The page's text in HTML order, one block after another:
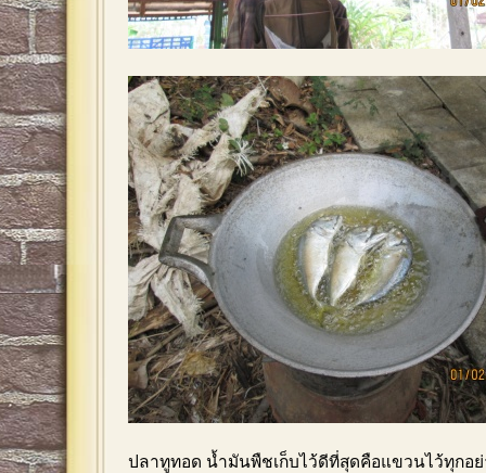
ปลาทูทอด น้ำมันพืชเก็บไว้ดีที่สุดคือแขวนไว้ทุกอ